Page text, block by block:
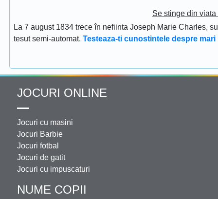
Se stinge din
La 7 august 1834 trece în nefiinta Joseph Marie Charles,
tesut semi-automat. Testeaza-ti cunostintele despre
JOCURI ONLINE
Jocuri cu masini
Jocuri Barbie
Jocuri fotbal
Jocuri de gatit
Jocuri cu impuscaturi
NUME COPII